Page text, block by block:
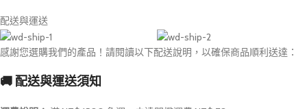
配送與運送
感謝您選購我們的產品！請閱讀以下配送說明，以確保商品順利送達：
🚚 配送與運送須知